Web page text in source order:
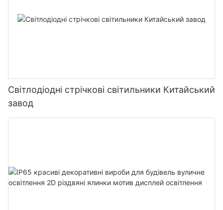
Світлодіодні стрічкові світильники Китайський
завод